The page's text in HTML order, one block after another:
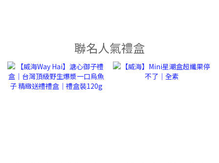
聯名人氣禮盒